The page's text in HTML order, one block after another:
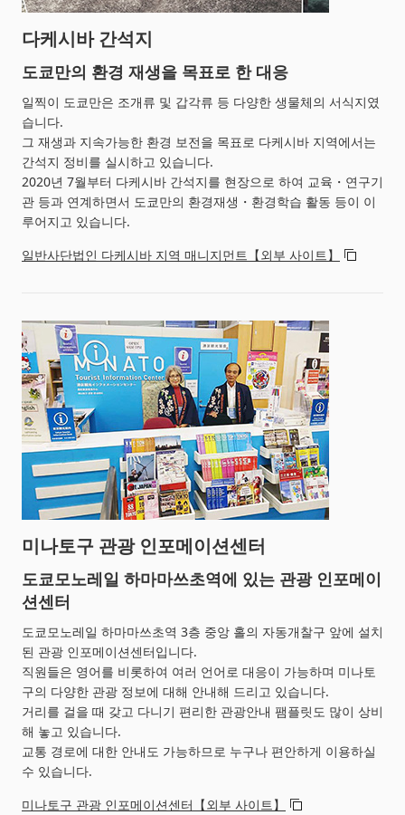
다케시바 간석지
도쿄만의 환경 재생을 목표로 한 대응
일찍이 도쿄만은 조개류 및 갑각류 등 다양한 생물체의 서식지였
습니다.
그 재생과 지속가능한 환경 보전을 목표로 다케시바 지역에서는
간석지 정비를 실시하고 있습니다.
2020년 7월부터 다케시바 간석지를 현장으로 하여 교육・연구기
관 등과 연계하면서 도쿄만의 환경재생・환경학습 활동 등이 이
루어지고 있습니다.
일반사단법인 다케시바 지역 매니지먼트【외부 사이트】
미나토구 관광 인포메이션센터
도쿄모노레일 하마마쓰초역에 있는 관광 인포메이
션센터
도쿄모노레일 하마마쓰초역 3층 중앙 홀의 자동개찰구 앞에 설치
된 관광 인포메이션센터입니다.
직원들은 영어를 비롯하여 여러 언어로 대응이 가능하며 미나토
구의 다양한 관광 정보에 대해 안내해 드리고 있습니다.
거리를 걸을 때 갖고 다니기 편리한 관광안내 팸플릿도 많이 상비
해 놓고 있습니다.
교통 경로에 대한 안내도 가능하므로 누구나 편안하게 이용하실
수 있습니다.
미나토구 관광 인포메이션센터【외부 사이트】